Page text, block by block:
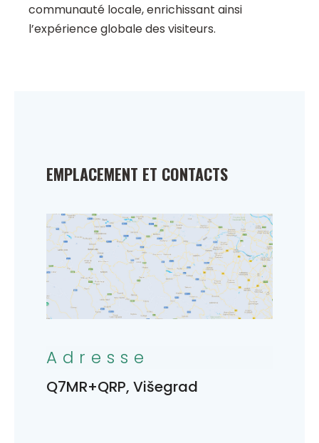
communauté locale, enrichissant ainsi
l’expérience globale des visiteurs.
EMPLACEMENT ET CONTACTS
Adresse
Q7MR+QRP, Višegrad